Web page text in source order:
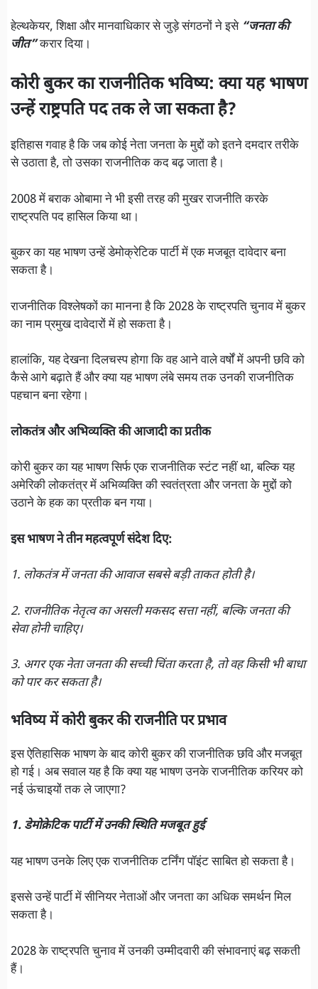
हेल्थकेयर, शिक्षा और मानवाधिकार से जुड़े संगठनों ने इसे“जनता की
जीत”करार दिया।
कोरी बुकर का राजनीतिक भविष्य: क्या यह भाषण
उन्हें राष्ट्रपति पद तक ले जा सकता है?
इतिहास गवाह है कि जब कोई नेता जनता के मुद्दों को इतने दमदार तरीके
से उठाता है, तो उसका राजनीतिक कद बढ़ जाता है।
2008 में बराक ओबामा ने भी इसी तरह की मुखर राजनीति करके
राष्ट्रपति पद हासिल किया था।
बुकर का यह भाषण उन्हें डेमोक्रेटिक पार्टी में एक मजबूत दावेदार बना
सकता है।
राजनीतिक विश्लेषकों का मानना है कि 2028 के राष्ट्रपति चुनाव में बुकर
का नाम प्रमुख दावेदारों में हो सकता है।
हालांकि, यह देखना दिलचस्प होगा कि वह आने वाले वर्षों में अपनी छवि को
कैसे आगे बढ़ाते हैं और क्या यह भाषण लंबे समय तक उनकी राजनीतिक
पहचान बना रहेगा।
लोकतंत्र और अभिव्यक्ति की आजादी का प्रतीक
कोरी बुकर का यह भाषण सिर्फ एक राजनीतिक स्टंट नहीं था, बल्कि यह
अमेरिकी लोकतंत्र में अभिव्यक्ति की स्वतंत्रता और जनता के मुद्दों को
उठाने के हक का प्रतीक बन गया।
इस भाषण ने तीन महत्वपूर्ण संदेश दिए:
1. लोकतंत्र में जनता की आवाज सबसे बड़ी ताकत होती है।
2. राजनीतिक नेतृत्व का असली मकसद सत्ता नहीं, बल्कि जनता की
सेवा होनी चाहिए।
3. अगर एक नेता जनता की सच्ची चिंता करता है, तो वह किसी भी बाधा
को पार कर सकता है।
भविष्य में कोरी बुकर की राजनीति पर प्रभाव
इस ऐतिहासिक भाषण के बाद कोरी बुकर की राजनीतिक छवि और मजबूत
हो गई। अब सवाल यह है कि क्या यह भाषण उनके राजनीतिक करियर को
नई ऊंचाइयों तक ले जाएगा?
1. डेमोक्रेटिक पार्टी में उनकी स्थिति मजबूत हुई
यह भाषण उनके लिए एक राजनीतिक टर्निंग पॉइंट साबित हो सकता है।
इससे उन्हें पार्टी में सीनियर नेताओं और जनता का अधिक समर्थन मिल
सकता है।
2028 के राष्ट्रपति चुनाव में उनकी उम्मीदवारी की संभावनाएं बढ़ सकती
हैं।